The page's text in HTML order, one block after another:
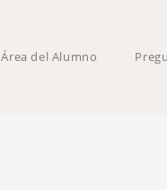
Área del Alumno